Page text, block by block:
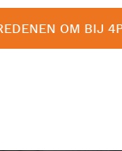
OM BIJ